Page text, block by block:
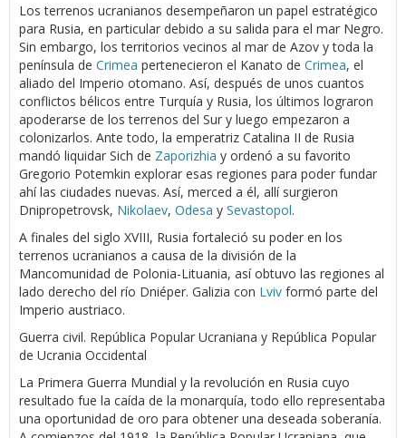
Los terrenos ucranianos desempeñaron un papel estratégico
para Rusia, en particular debido a su salida para el mar Negro.
Sin embargo, los territorios vecinos al mar de Azov y toda la
península de Crimea pertenecieron el Kanato de Crimea, el
aliado del Imperio otomano. Así, después de unos cuantos
conflictos bélicos entre Turquía y Rusia, los últimos lograron
apoderarse de los terrenos del Sur y luego empezaron a
colonizarlos. Ante todo, la emperatriz Catalina II de Rusia
mandó liquidar Sich de Zaporizhia y ordenó a su favorito
Gregorio Potemkin explorar esas regiones para poder fundar
ahí las ciudades nuevas. Así, merced a él, allí surgieron
Dnipropetrovsk, Nikolaev, Odesa y Sevastopol.
A finales del siglo XVIII, Rusia fortaleció su poder en los
terrenos ucranianos a causa de la división de la
Mancomunidad de Polonia-Lituania, así obtuvo las regiones al
lado derecho del río Dniéper. Galizia con Lviv formó parte del
Imperio austriaco.
Guerra civil. República Popular Ucraniana y República Popular
de Ucrania Occidental
La Primera Guerra Mundial y la revolución en Rusia cuyo
resultado fue la caída de la monarquía, todo ello representaba
una oportunidad de oro para obtener una deseada soberanía.